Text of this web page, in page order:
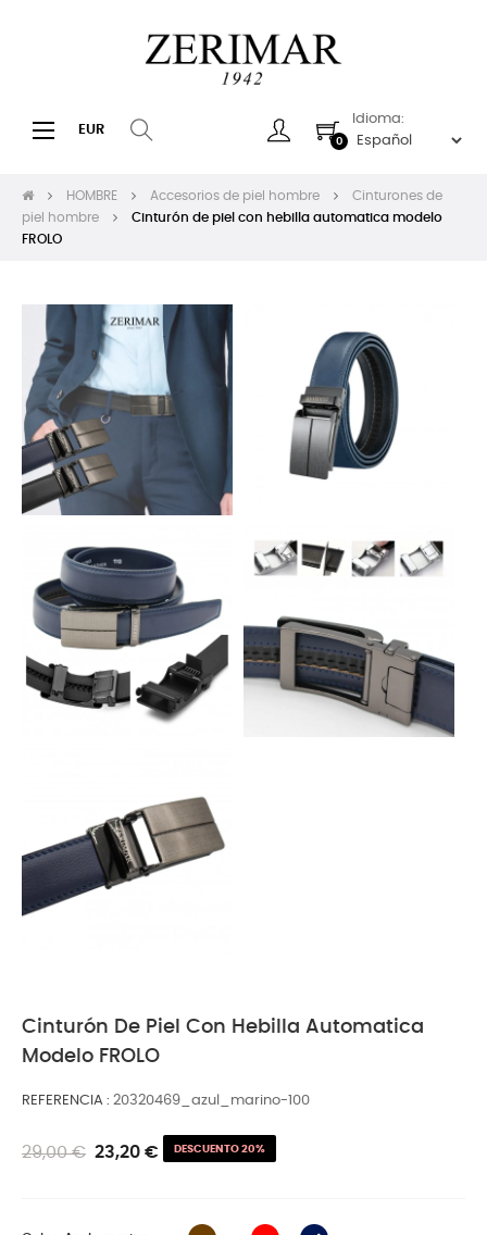
Navegación
☰ EUR
0
Idioma:
HOMBRE Accesorios de piel hombre
Cinturones de
piel hombre
Cinturón de piel con hebilla automatica modelo
FROLO
Cinturón De Piel Con Hebilla Automatica
Modelo FROLO
REFERENCIA 20320469_azul_marino-100
29,00 € 23,20 € DESCUENTO 20%